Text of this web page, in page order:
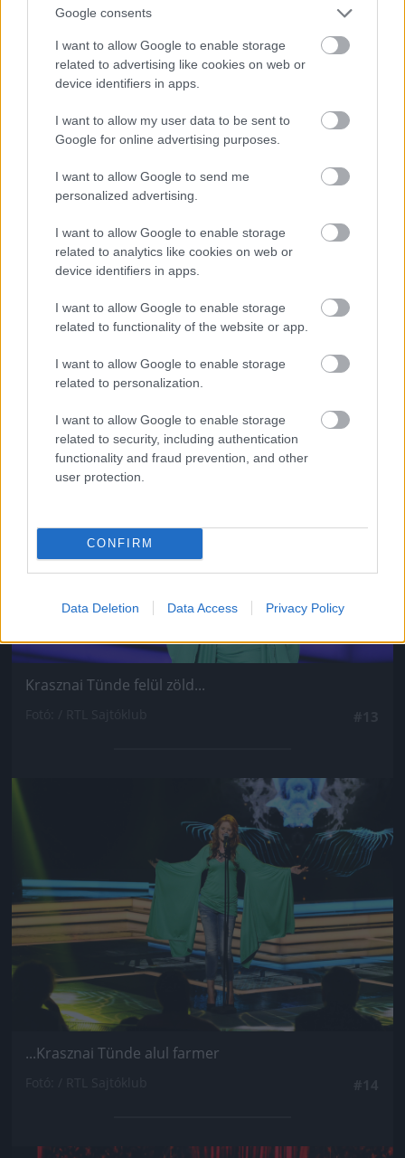
Google consents
I want to allow Google to enable storage
related to advertising like cookies on web or
device identifiers in apps.
I want to allow my user data to be sent to
Google for online advertising purposes.
I want to allow Google to send me
personalized advertising.
I want to allow Google to enable storage
related to analytics like cookies on web or
device identifiers in apps.
I want to allow Google to enable storage
related to functionality of the website or app.
I want to allow Google to enable storage
related to personalization.
I want to allow Google to enable storage
related to security, including authentication
functionality and fraud prevention, and other
user protection.
CONFIRM
Data Deletion Data Access Privacy Policy
Jön még kép!
Danics Dóra fekete estélyiben
Jön még kép!
Krasznai Tünde felül zöld...
Jön még kép!
...Krasznai Tünde alul farmer